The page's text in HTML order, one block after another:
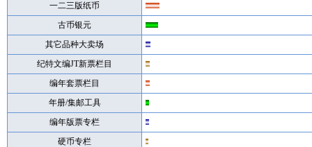
一二三版纸币
古币银元
其它品种大卖场
纪特文编JT新票栏目
编年套票栏目
年册/集邮工具
编年版票专栏
硬币专栏